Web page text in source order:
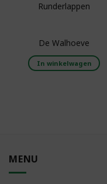
Runderlappen
De Walhoeve
In winkelwagen
MENU